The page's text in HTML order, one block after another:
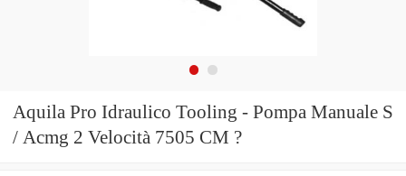
Aquila Pro Idraulico Tooling - Pompa Manuale S
/ Acmg 2 Velocità 7505 CM ?